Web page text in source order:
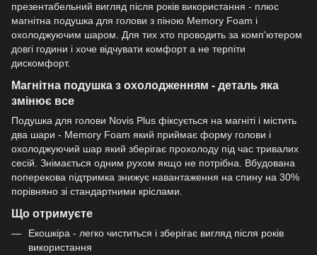
презентабельний вигляд після років використання - плюс
магнітна подушка для голови з піною Memory Foam і
охолоджуючим шаром. Для тих хто проводить за комп'ютером
довгі години і хоче відчувати комфорт а не терпіти
дискомфорт.
Магнітна подушка з охолодженням - деталь яка
змінює все
Подушка для голови Novis Plus фіксується на магніті і містить
два шари - Memory Foam який приймає форму голови і
охолоджуючий шар який зберігає прохолоду під час тривалих
сесій. Знімається одним рухом якщо не потрібна. Вбудована
поперекова підтримка знижує навантаження на спину на 30%
порівняно зі стандартними кріслами.
Що отримуєте
Екошкіра - легко чиститься і зберігає вигляд після років
використання